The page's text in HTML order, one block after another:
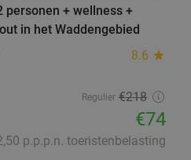
personen + wellness +
in het Waddengebied
8.6 star
Regulier €218
€74
p.p.p.n. toeristenbelasting